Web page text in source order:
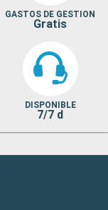
GASTOS DE GESTION
Gratis
DISPONIBLE
7/7 d